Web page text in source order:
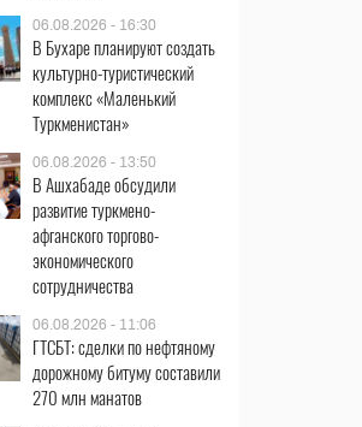
06.08.2026 - 16:30
В Бухаре планируют создать
культурно-туристический
комплекс «Маленький
Туркменистан»
06.08.2026 - 13:50
В Ашхабаде обсудили
развитие туркмено-
афганского торгово-
экономического
сотрудничества
06.08.2026 - 11:06
ГТСБТ: сделки по нефтяному
дорожному битуму составили
270 млн манатов